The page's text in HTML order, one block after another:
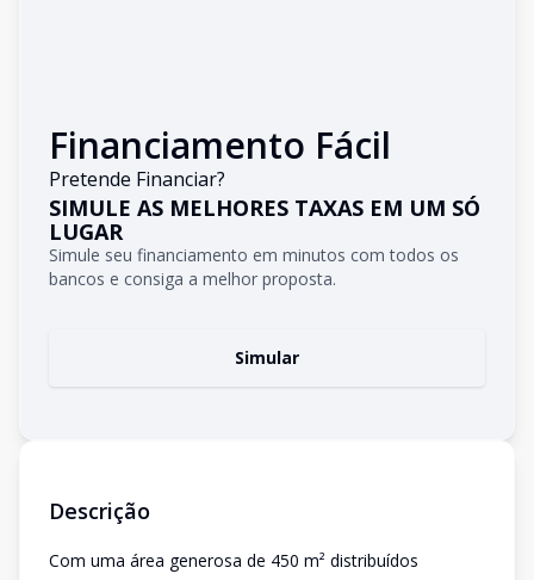
Financiamento Fácil
Pretende Financiar?
SIMULE AS MELHORES TAXAS EM UM SÓ
LUGAR
Simule seu financiamento em minutos com todos os
bancos e consiga a melhor proposta.
Simular
Descrição
Com uma área generosa de 450 m² distribuídos